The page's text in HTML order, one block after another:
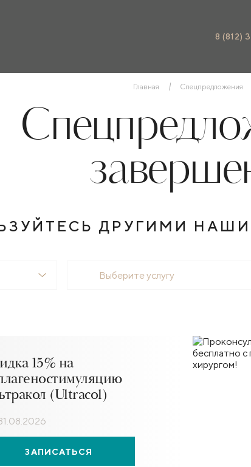
8 (812)
Главная Спецпредложения
ДРУГИМИ
Выберите услугу
15% на
(Ultracol)
ЗАПИСАТЬСЯ